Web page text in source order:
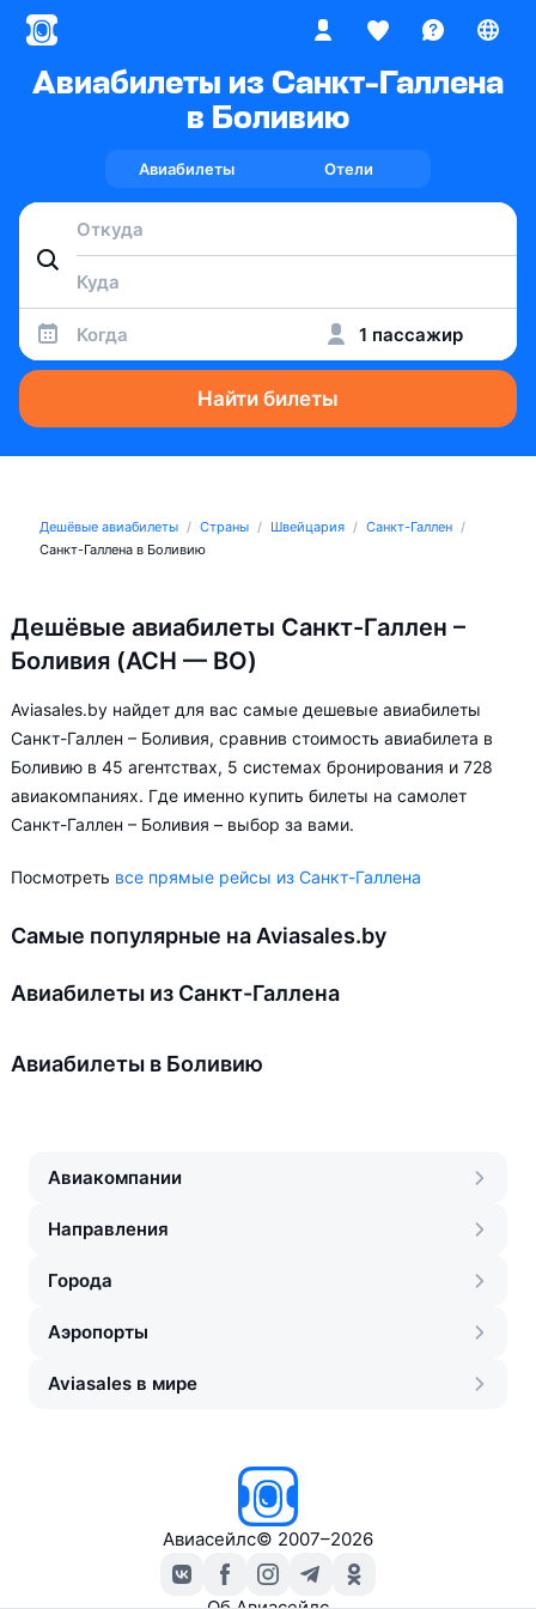
Авиабилеты из Санкт-Галлена
в Боливию
Авиабилеты Отели
Когда 1 пассажир
Найти билеты
Дешёвые авиабилеты Страны Швейцария
Санкт-Галлен
Санкт-Галлена в Боливию
Дешёвые авиабилеты Санкт-Галлен –
Боливия (ACH — BO)
Aviasales.by найдет для вас самые дешевые авиабилеты
Санкт-Галлен – Боливия, сравнив стоимость авиабилета в
Боливию в 45 агентствах, 5 системах бронирования и 728
авиакомпаниях. Где именно купить билеты на самолет
Санкт-Галлен – Боливия – выбор за вами.
Посмотреть все прямые рейсы из Санкт-Галлена
Самые популярные на Aviasales.by
Авиабилеты из Санкт-Галлена
Авиабилеты в Боливию
Авиакомпании
Направления
Города
Аэропорты
Aviasales в мире
Авиасейлс© 2007–2026